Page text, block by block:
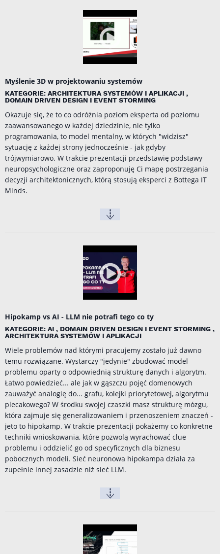
Myślenie 3D w projektowaniu systemów
KATEGORIE: ARCHITEKTURA SYSTEMÓW I APLIKACJI ,
DOMAIN DRIVEN DESIGN I EVENT STORMING
Okazuje się, że to co odróżnia poziom eksperta od poziomu
zaawansowanego w każdej dziedzinie, nie tylko
programowania, to model mentalny, w których "widzisz"
sytuację z każdej strony jednocześnie - jak gdyby
trójwymiarowo. W trakcie prezentacji przedstawię podstawy
neuropsychologiczne oraz zaproponuję Ci mapę postrzegania
decyzji architektonicznych, którą stosują eksperci z Bottega IT
Minds.
Hipokamp vs AI - LLM nie potrafi tego co ty
KATEGORIE: AI , DOMAIN DRIVEN DESIGN I EVENT STORMING ,
ARCHITEKTURA SYSTEMÓW I APLIKACJI
Wiele problemów nad którymi pracujemy zostało już dawno
temu rozwiązane. Wystarczy "jedynie" zbudować model
problemu oparty o odpowiednią strukturę danych i algorytm.
Łatwo powiedzieć... ale jak w gąszczu pojęć domenowych
zauważyć analogię do... grafu, kolejki priorytetowej, algorytmu
plecakowego? W środku swojej czaszki masz strukturę mózgu,
która zajmuje się generalizowaniem i przenoszeniem znaczeń -
jeto to hipokamp. W trakcie prezentacji pokażemy co konkretne
techniki wnioskowania, które pozwolą wyrachować clue
problemu i oddzielić go od specyficznych dla biznesu
pobocznych modeli. Sieć neuronowa hipokampa działa za
zupełnie innej zasadzie niż sieć LLM.